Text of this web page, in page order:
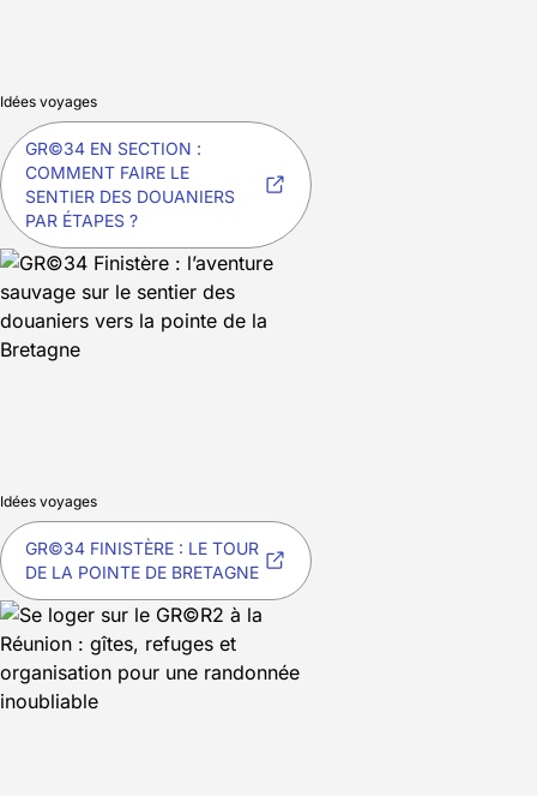
Idées voyages
GR©34 EN SECTION :
COMMENT FAIRE LE
SENTIER DES DOUANIERS
PAR ÉTAPES ?
Idées voyages
GR©34 FINISTÈRE : LE TOUR
DE LA POINTE DE BRETAGNE